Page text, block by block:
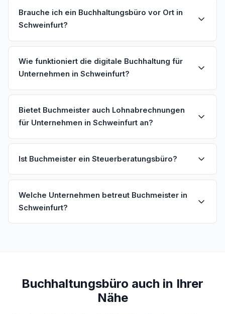
Brauche ich ein Buchhaltungsbüro vor Ort in
Schweinfurt?
Wie funktioniert die digitale Buchhaltung für
Unternehmen in Schweinfurt?
Bietet Buchmeister auch Lohnabrechnungen
für Unternehmen in Schweinfurt an?
Ist Buchmeister ein Steuerberatungsbüro?
Welche Unternehmen betreut Buchmeister in
Schweinfurt?
Buchhaltungsbüro auch in Ihrer
Nähe